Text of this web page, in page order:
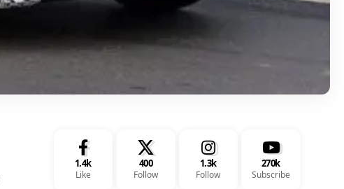
1.4k
Like
400
Follow
1.3k
Follow
270k
Subscribe